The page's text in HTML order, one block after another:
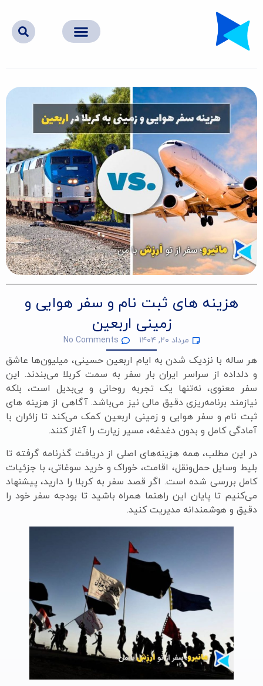
هزینه های ثبت نام و سفر هوایی و
زمینی اربعین
مرداد ۲۰, ۱۴۰۴ No Comments
هر ساله با نزدیک شدن به ایام اربعین حسینی، میلیون‌ها عاشق
و دلداده از سراسر ایران بار سفر به سمت کربلا می‌بندند. این
سفر معنوی، نه‌تنها یک تجربه روحانی و بی‌بدیل است، بلکه
نیازمند برنامه‌ریزی دقیق مالی نیز می‌باشد. آگاهی از هزینه های
ثبت نام و سفر هوایی و زمینی اربعین کمک می‌کند تا زائران با
آمادگی کامل و بدون دغدغه، مسیر زیارت را آغاز کنند.
در این مطلب، همه هزینه‌های اصلی از دریافت گذرنامه گرفته تا
بلیط وسایل حمل‌ونقل، اقامت، خوراک و خرید سوغاتی، با جزئیات
کامل بررسی شده است. اگر قصد سفر به کربلا را دارید، پیشنهاد
می‌کنیم تا پایان این راهنما همراه باشید تا بودجه سفر خود را
دقیق و هوشمندانه مدیریت کنید.